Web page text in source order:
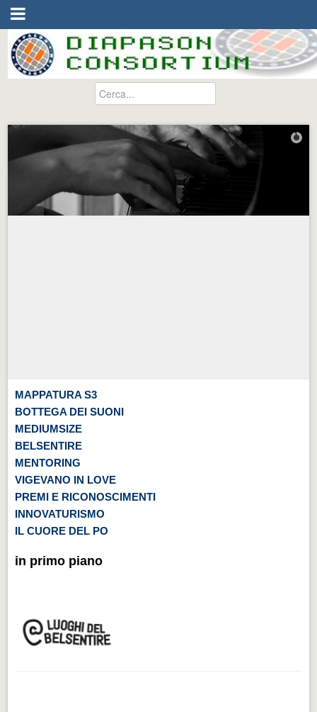
MAPPATURA S3
BOTTEGA DEI SUONI
MEDIUMSIZE
BELSENTIRE
MENTORING
VIGEVANO IN LOVE
PREMI E RICONOSCIMENTI
INNOVATURISMO
IL CUORE DEL PO
in primo piano